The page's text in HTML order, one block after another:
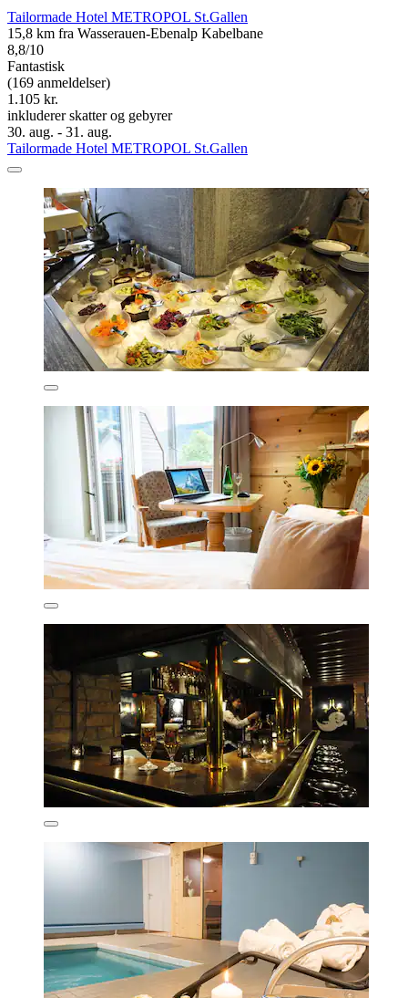
Tailormade Hotel METROPOL St.Gallen
15,8 km fra Wasserauen-Ebenalp Kabelbane
8,8/10
Fantastisk
(169 anmeldelser)
1.105 kr.
inkluderer skatter og gebyrer
30. aug. - 31. aug.
Tailormade Hotel METROPOL St.Gallen